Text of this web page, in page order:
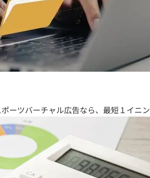
ーツバーチャル広告なら、最短１イニ